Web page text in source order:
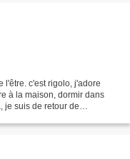
l'être. c'est rigolo, j'adore
à la maison, dormir dans
je suis de retour de